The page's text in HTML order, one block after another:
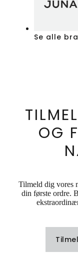
Se alle
OG
Tilmeld dig vores
din første ordre.